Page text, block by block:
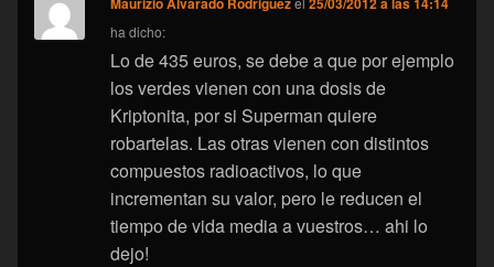
ha dicho:
Lo de 435 euros, se debe a que por ejemplo
los verdes vienen con una dosis de
Kriptonita, por si Superman quiere
robartelas. Las otras vienen con distintos
compuestos radioactivos, lo que
incrementan su valor, pero le reducen el
tiempo de vida media a vuestros… ahi lo
dejo!